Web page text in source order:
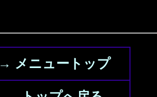
→ メニュートップ